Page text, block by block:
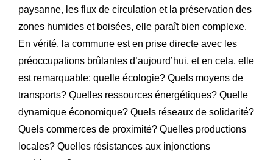
paysanne, les flux de circulation et la préservation des
zones humides et boisées, elle paraît bien complexe.
En vérité, la commune est en prise directe avec les
préoccupations brûlantes d’aujourd’hui, et en cela, elle
est remarquable: quelle écologie? Quels moyens de
transports? Quelles ressources énergétiques? Quelle
dynamique économique? Quels réseaux de solidarité?
Quels commerces de proximité? Quelles productions
locales? Quelles résistances aux injonctions